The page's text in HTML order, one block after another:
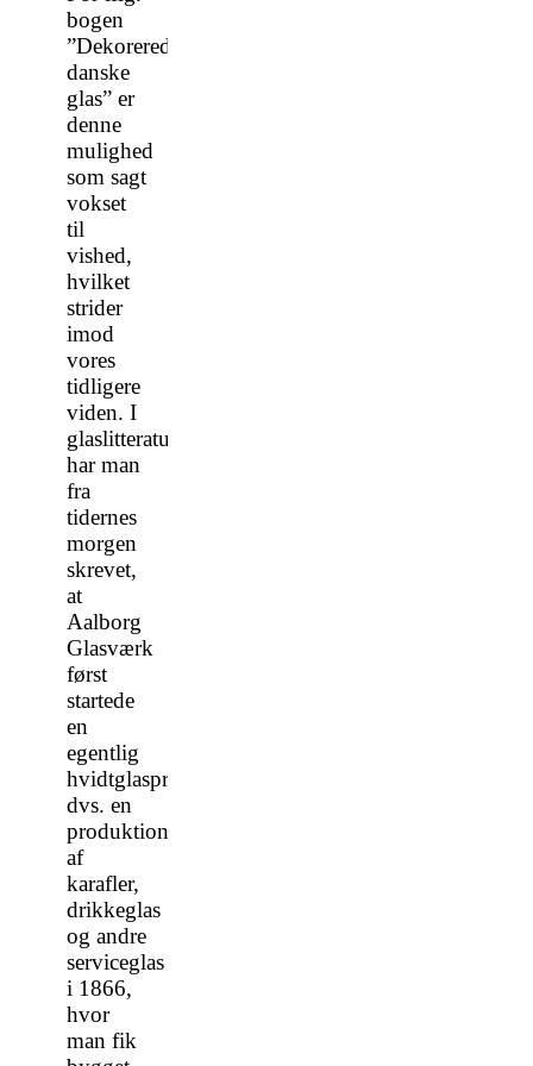
bogen
”Dekorerede
danske
glas” er
denne
mulighed
som sagt
vokset
til
vished,
hvilket
strider
imod
vores
tidligere
viden. I
glaslitteraturen
har man
fra
tidernes
morgen
skrevet,
at
Aalborg
Glasværk
først
startede
en
egentlig
hvidtglasproduktion,
dvs. en
produktion
af
karafler,
drikkeglas
og andre
serviceglas
i 1866,
hvor
man fik